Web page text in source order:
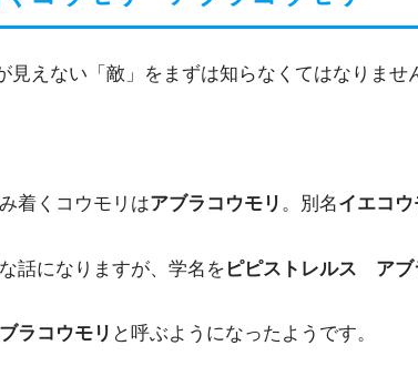
見えない「敵」をまずは知らなくてはなりませ
着くコウモリはアブラコウモリ 。別名イエコウ
話になりますが、学名を ピピストレルス アブ
ラコウモリ と呼ぶようになったようです。